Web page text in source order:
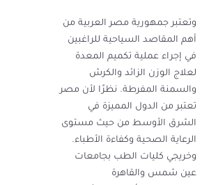
وتعتبر جمهورية مصر العربية من
أهم المقاصد السياحية للراغبين
في إجراء عملية تكميم المعدة
لعلاج الوزن الزائد والكرش
والسمنة المفرطة. نظرًا لأن مصر
تعتبر من الدول المميزة في
الشرق الأوسط من حيث مستوى
الرعاية الصحية وكفاءة الأطباء.
وخريجي كليات الطب بجامعات
عين شمس والقاهرة